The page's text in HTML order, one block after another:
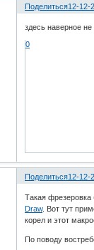
Поделиться12-12-
здесь наверное
0
Поделиться12-12-
Такая
Draw. Вот тут
корел и этот
По поводу